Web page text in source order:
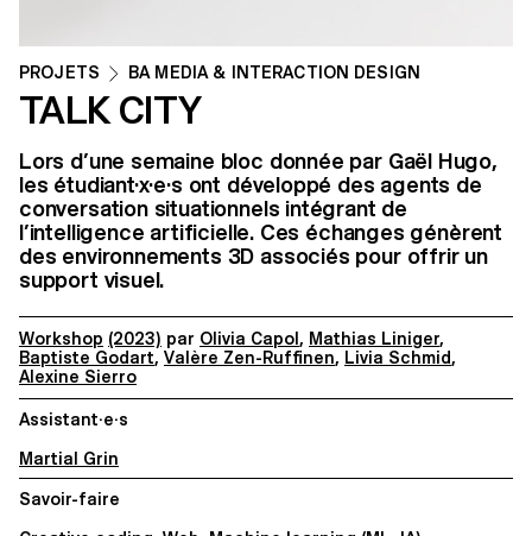
PROJETS BA MEDIA & INTERACTION DESIGN
TALK CITY
Lors d’une semaine bloc donnée par Gaël Hugo,
les étudiant·x·e·s ont développé des agents de
conversation situationnels intégrant de
l’intelligence artificielle. Ces échanges génèrent
des environnements 3D associés pour offrir un
support visuel.
Workshop (2023) par Olivia Capol , Mathias Liniger,
Baptiste Godart, Valère Zen-Ruffinen, Livia Schmid,
Alexine Sierro
Assistant·e·s
Martial Grin
Savoir-faire